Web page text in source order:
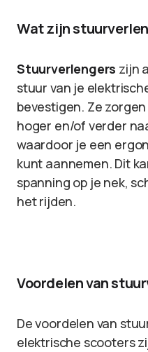
Wat zijn
Stuurverlengers zijn
stuur van je
bevestigen. Ze
hoger en/of verder
waardoor je een
kunt aannemen. Dit
spanning op je nek,
het rijden.
Voordelen van
De voordelen van
elektrische scooters